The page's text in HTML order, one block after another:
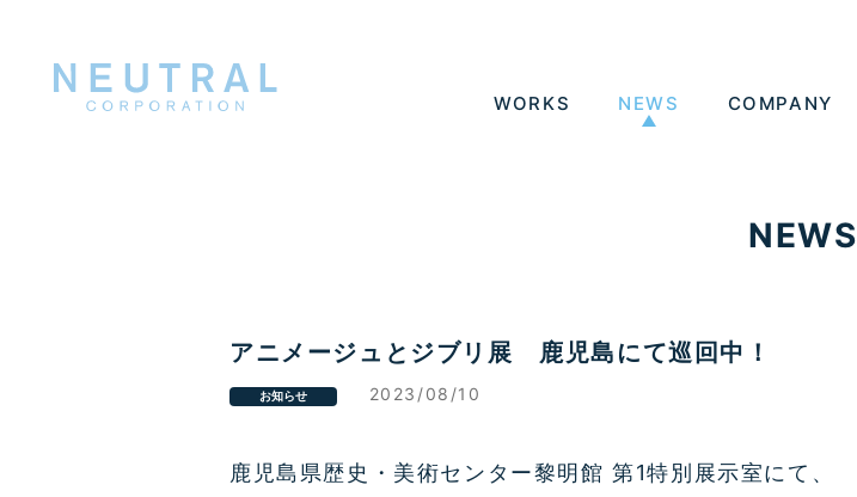
WORKS NEWS COMPANY
NEWS
アニメージュとジブリ展 鹿児島にて巡回中！
お知らせ 2023/08/10
鹿児島県歴史・美術センター黎明館 第1特別展示室にて、